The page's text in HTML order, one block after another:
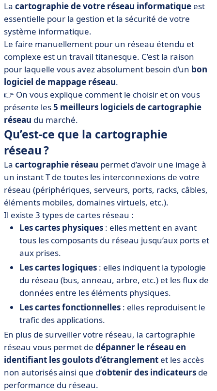
• Qu’est-ce que la cartographie réseau ?
• Notre comparatif des 5 meilleurs logiciels de
cartographie réseau
• Comment choisir son outil de cartographie réseau :
les critères de sélection
• Comment fonctionne la cartographie réseau ?
• Les logiciels de cartographie réseau en bref
La cartographie de votre réseau informatique est
essentielle pour la gestion et la sécurité de votre
système informatique.
Le faire manuellement pour un réseau étendu et
complexe est un travail titanesque. C’est la raison
pour laquelle vous avez absolument besoin d’un bon
logiciel de mappage réseau.
👉 On vous explique comment le choisir et on vous
présente les5 meilleurs logiciels de cartographie
réseau du marché.
Qu’est-ce que la cartographie
réseau ?
La cartographie réseau permet d’avoir une image à
un instant T de toutes les interconnexions de votre
réseau (périphériques, serveurs, ports, racks, câbles,
éléments mobiles, domaines virtuels, etc.).
Il existe 3 types de cartes réseau :
Les cartes physiques : elles mettent en avant
tous les composants du réseau jusqu’aux ports et
aux prises.
Les cartes logiques : elles indiquent la typologie
du réseau (bus, anneau, arbre, etc.) et les flux de
données entre les éléments physiques.
Les cartes fonctionnelles : elles reproduisent le
trafic des applications.
En plus de surveiller votre réseau, la cartographie
réseau vous permet de dépanner le réseau en
identifiant les goulots d’étranglement et les accès
non autorisés ainsi que d’obtenir des indicateurs de
performance du réseau.